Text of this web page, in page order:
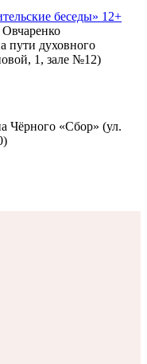
беседы» 12+
пути духовного
1, зале №12)
Чёрного «Сбор» (ул.